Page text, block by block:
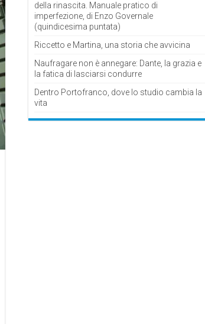
della rinascita. Manuale pratico di
imperfezione, di Enzo Governale
(quindicesima puntata)
Riccetto e Martina, una storia che avvicina
Naufragare non è annegare: Dante, la grazia e
la fatica di lasciarsi condurre
Dentro Portofranco, dove lo studio cambia la
vita